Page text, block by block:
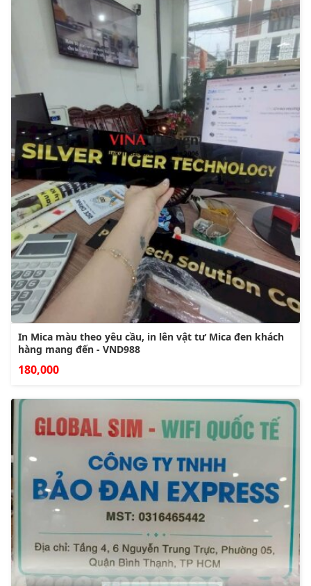
In Mica màu theo yêu cầu, in lên vật tư Mica đen khách
hàng mang đến - VND988
180,000